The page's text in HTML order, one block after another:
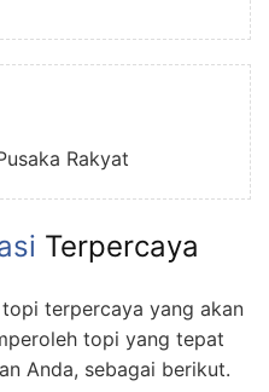
Rakyat
Terpercaya
terpercaya yang akan
topi yang tepat
Anda, sebagai berikut.